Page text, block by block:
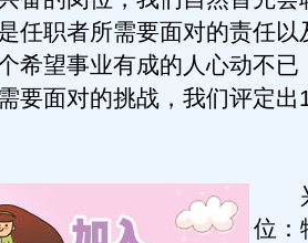
任职者所需要面对的责任以
希望事业有成的人心动不已
要面对的挑战，我们评定出
兴
位：